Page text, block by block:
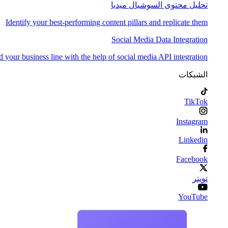
تحليل محتوى السوشيال ميديا
Identify your best-performing content pillars and replicate them
Social Media Data Integration
your business line with the help of social media API integration
الشبكات
TikTok
Instagram
Linkedin
Facebook
تويتر
YouTube